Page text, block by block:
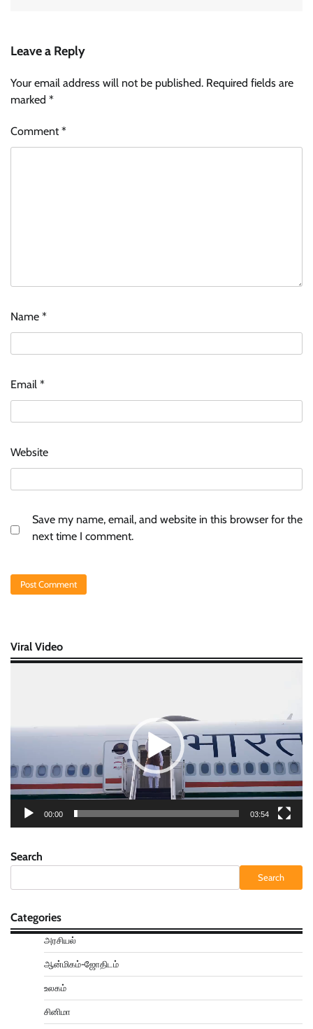
Leave a Reply
Your email address will not be published. Required fields are
marked *
Comment*
Name *
Email *
Website
Save my name, email, and website in this browser for the
next time I comment.
Viral Video
00:00 03:54
Search
Search
Categories
அரசியல்
ஆன்மிகம்-ஜோதிடம்
உலகம்
சினிமா